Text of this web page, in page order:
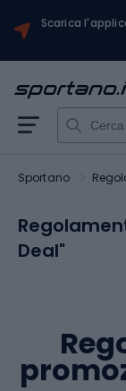
Scarica
Sportano
Deal"